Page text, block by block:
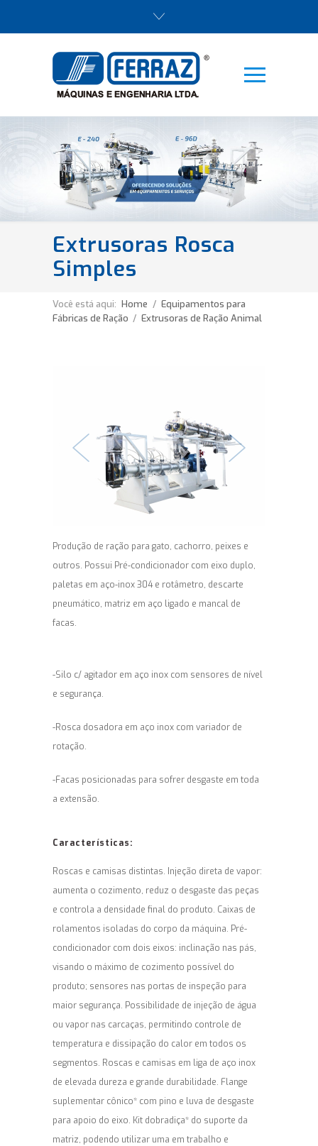
Extrusoras Rosca
Simples
Você está aqui: Home / Equipamentos para
Fábricas de Ração / Extrusoras de Ração Animal
Produção de ração para gato, cachorro, peixes e
outros. Possui Pré-condicionador com eixo duplo,
paletas em aço-inox 304 e rotâmetro, descarte
pneumático, matriz em aço ligado e mancal de
facas.
-Silo c/ agitador em aço inox com sensores de nível
e segurança.
-Rosca dosadora em aço inox com variador de
rotação.
-Facas posicionadas para sofrer desgaste em toda
a extensão.
Características:
Roscas e camisas distintas. Injeção direta de vapor:
aumenta o cozimento, reduz o desgaste das peças
e controla a densidade final do produto. Caixas de
rolamentos isoladas do corpo da máquina. Pré-
condicionador com dois eixos: inclinação nas pás,
visando o máximo de cozimento possível do
produto; sensores nas portas de inspeção para
maior segurança. Possibilidade de injeção de água
ou vapor nas carcaças, permitindo controle de
temperatura e dissipação do calor em todos os
segmentos. Roscas e camisas em liga de aço inox
de elevada dureza e grande durabilidade. Flange
suplementar cônico* com pino e luva de desgaste
para apoio do eixo. Kit dobradiça* do suporte da
matriz, podendo utilizar uma em trabalho e